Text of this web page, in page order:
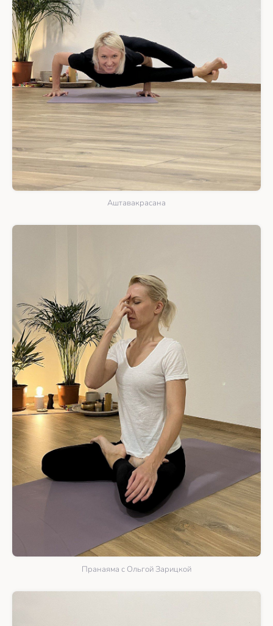
Аштавакрасана
Пранаяма с Ольгой Зарицкой